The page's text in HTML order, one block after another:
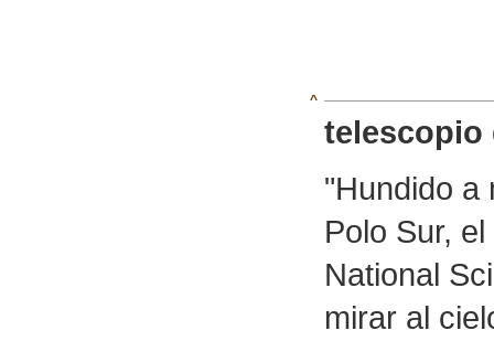
^
telescopio
"Hundido a
Polo Sur,
National
mirar al